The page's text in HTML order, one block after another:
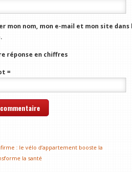
mon nom, mon e-mail et mon site
réponse en chiffres
=
: le vélo d’appartement booste la
la santé